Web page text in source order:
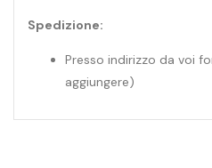
Spedizione:
Presso indirizzo da voi
aggiungere)